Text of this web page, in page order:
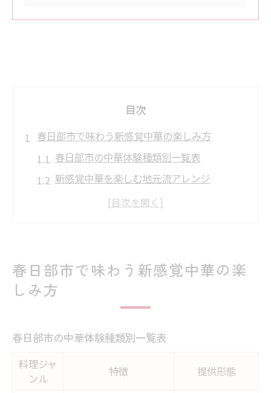
目次
春日部市で味わう新感覚中華の楽しみ方
春日部市の中華体験種類別一覧表
新感覚中華を楽しむ地元流アレンジ
中華好きが注目する春日部の魅力
地元食材で広がる中華トッピング体験
地元野菜を使った中華トッピング比較表
春日部産食材が映える中華の魅力
地元食材で作る特製中華の楽しみ方
トッピング選びで広がる味のバリエーショ
春日部市で味わう新感覚中華の楽
しみ方
春日部市の中華体験種類別一覧表
料理ジャ
ンル
特徴 提供形態